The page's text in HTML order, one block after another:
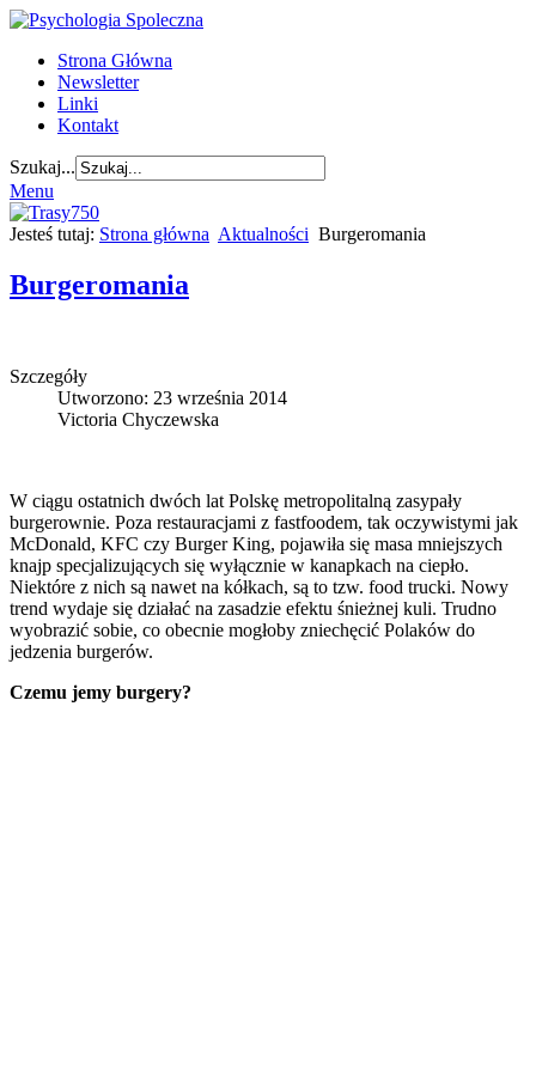
Strona Główna
Newsletter
Linki
Kontakt
Szukaj...
Menu
Jesteś tutaj: Strona główna Aktualności Burgeromania
Burgeromania
Szczegóły
Utworzono: 23 września 2014
Victoria Chyczewska
W ciągu ostatnich dwóch lat Polskę metropolitalną zasypały
burgerownie. Poza restauracjami z fastfoodem, tak oczywistymi jak
McDonald, KFC czy Burger King, pojawiła się masa mniejszych
knajp specjalizujących się wyłącznie w kanapkach na ciepło.
Niektóre z nich są nawet na kółkach, są to tzw. food trucki. Nowy
trend wydaje się działać na zasadzie efektu śnieżnej kuli. Trudno
wyobrazić sobie, co obecnie mogłoby zniechęcić Polaków do
jedzenia burgerów.
Czemu jemy burgery?